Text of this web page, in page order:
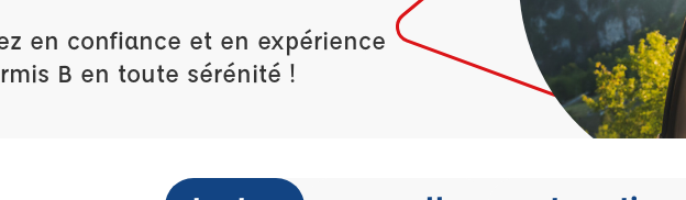
en confiance et en expérience
B en toute sérénité !